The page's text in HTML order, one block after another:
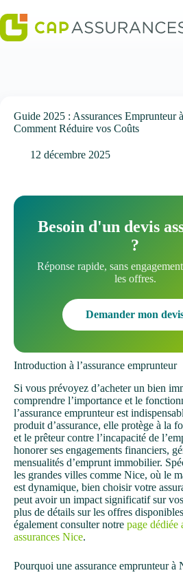
au
contenu
Guide 2025 : Assurances Emprunteur
Comment Réduire vos Coûts
12 décembre 2025
Besoin d'un devis
?
Réponse rapide, sans
les offres.
Demander mon
Introduction à l’assurance emprunteur
Si vous prévoyez d’acheter un bien
comprendre l’importance et le
l’assurance emprunteur est
produit d’assurance, elle protège à la
et le prêteur contre l’incapacité de
honorer ses engagements financiers,
mensualités d’emprunt immobilier.
les grandes villes comme Nice, où le
est dynamique, bien choisir votre
peut avoir un impact significatif sur
plus de détails sur les offres
également consulter notre page dédiée
assurances Nice.
Pourquoi une assurance emprunteur à